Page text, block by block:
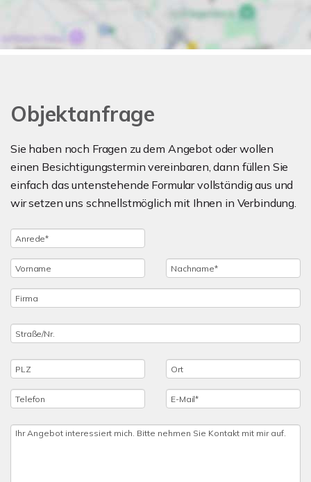
Objektanfrage
Sie haben noch Fragen zu dem Angebot oder wollen
einen Besichtigungstermin vereinbaren, dann füllen Sie
einfach das untenstehende Formular vollständig aus und
wir setzen uns schnellstmöglich mit Ihnen in Verbindung.